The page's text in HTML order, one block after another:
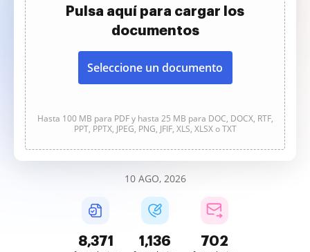
Pulsa aquí para cargar los
documentos
Seleccione un documento
Hasta 100 MB para PDF y hasta 25 MB para DOC, DOCX, RTF,
PPT, PPTX, JPEG, PNG, JFIF, XLS, XLSX o TXT
10 AGO, 2026
8,373 1,136 702